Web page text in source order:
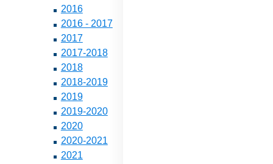
2016
2016 - 2017
2017
2017-2018
2018
2018-2019
2019
2019-2020
2020
2020-2021
2021